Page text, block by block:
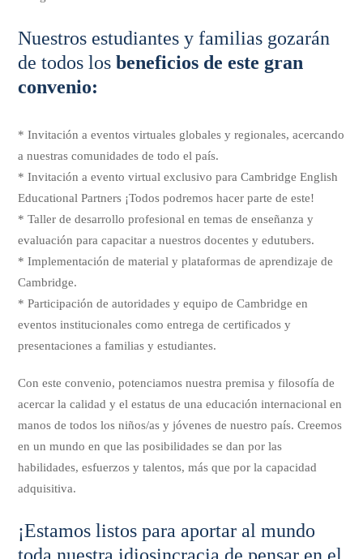
Nuestros estudiantes y familias gozarán
de todos losbeneficios de este gran
convenio:
* Invitación a eventos virtuales globales y regionales, acercando
a nuestras comunidades de todo el país.
* Invitación a evento virtual exclusivo para Cambridge English
Educational Partners ¡Todos podremos hacer parte de este!
* Taller de desarrollo profesional en temas de enseñanza y
evaluación para capacitar a nuestros docentes y edutubers.
* Implementación de material y plataformas de aprendizaje de
Cambridge.
* Participación de autoridades y equipo de Cambridge en
eventos institucionales como entrega de certificados y
presentaciones a familias y estudiantes.
Con este convenio, potenciamos nuestra premisa y filosofía de
acercar la calidad y el estatus de una educación internacional en
manos de todos los niños/as y jóvenes de nuestro país. Creemos
en un mundo en que las posibilidades se dan por las
habilidades, esfuerzos y talentos, más que por la capacidad
adquisitiva.
¡Estamos listos para aportar al mundo